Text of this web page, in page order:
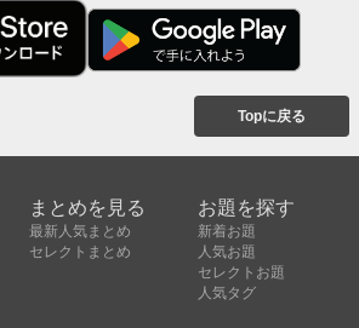
Topに戻る
まとめを見る
最新人気まとめ
セレクトまとめ
お題を探す
新着お題
人気お題
セレクトお題
人気タグ